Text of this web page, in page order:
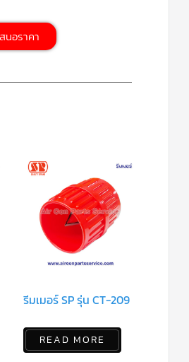
นอราคา
รีมเมอร์ SP รุ่น CT-209
READ MORE